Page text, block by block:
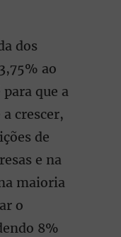
dos
ao
que a
crescer,
de
e na
maioria
o
8%